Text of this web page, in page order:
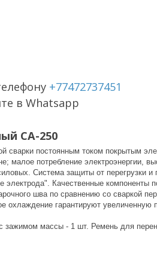
+77472737451
в Whatsapp
СА-250
сварки постоянным током покрытым
малое потребление электроэнергии,
Система защиты от перегрузки и
Качественные компоненты
шва по сравнению со сваркой
гарантируют увеличенную
массы - 1 шт. Ремень для